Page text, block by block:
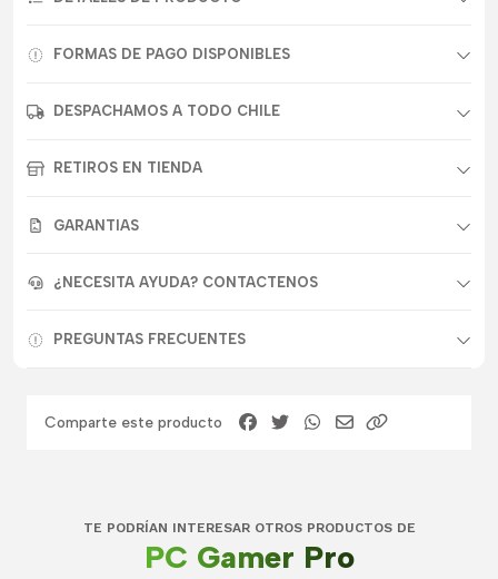
FORMAS DE PAGO DISPONIBLES
DESPACHAMOS A TODO CHILE
RETIROS EN TIENDA
GARANTIAS
¿NECESITA AYUDA? CONTACTENOS
PREGUNTAS FRECUENTES
Comparte este producto
TE PODRÍAN INTERESAR OTROS PRODUCTOS DE
PC Gamer Pro